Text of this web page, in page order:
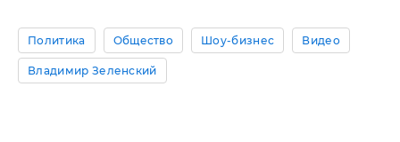
Политика Общество Шоу-бизнес Видео
Владимир Зеленский